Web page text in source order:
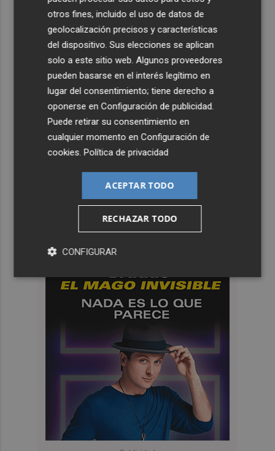
otros fines, incluido el uso de datos de
geolocalización precisos y características
del dispositivo. Sus elecciones se aplican
solo a este sitio web. Algunos proveedores
pueden basarse en el interés legítimo en
lugar del consentimiento; tiene derecho a
oponerse enConfiguración de publicidad.
Puede retirar su consentimiento en
cualquier momento enConfiguración de
cookies.Política de privacidad
ACEPTAR TODO
RECHAZAR TODO
CONFIGURAR